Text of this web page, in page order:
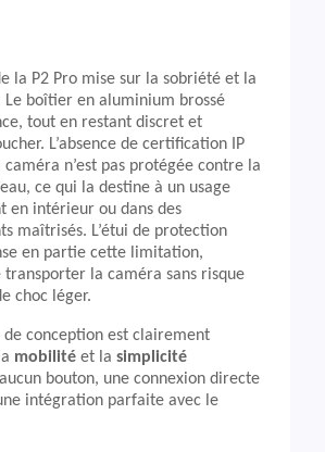
la P2 Pro mise sur la sobriété et la
boîtier en aluminium brossé
tout en restant discret et
L’absence de certification IP
n’est pas protégée contre la
ce qui la destine à un usage
en intérieur ou dans des
maîtrisés. L’étui de protection
en partie cette limitation,
la caméra sans risque
choc léger.
de conception est clairement
mobilité et la simplicité
bouton, une connexion directe
intégration parfaite avec le